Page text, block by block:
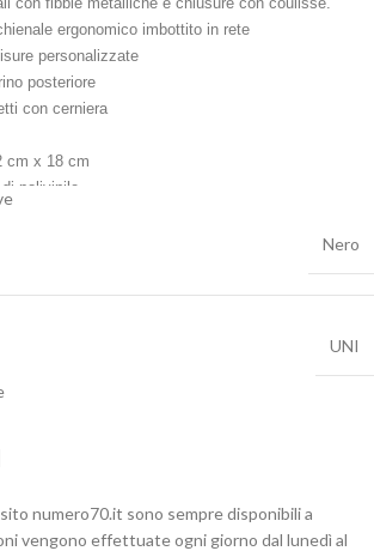
ergonomico imbottito in rete
personalizzate
posteriore
con cerniera
cm x 18 cm
polivinile
Nero
UNI
numero70.it sono sempre disponibili a
vengono effettuate ogni giorno dal lunedì al